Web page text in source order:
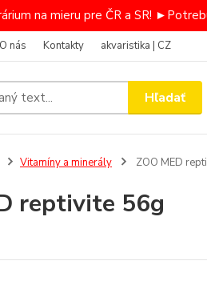
na mieru pre ČR a SR!
O nás Kontakty akvaristika | CZ
Hľadať
Vitamíny a minerály ZOO MED
reptivite 56g